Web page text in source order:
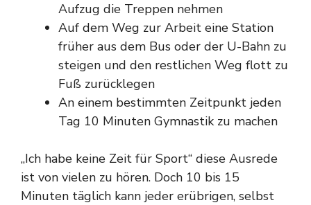
Aufzug die Treppen nehmen
Auf dem Weg zur Arbeit eine Station
früher aus dem Bus oder der U-Bahn zu
steigen und den restlichen Weg flott zu
Fuß zurücklegen
An einem bestimmten Zeitpunkt jeden
Tag 10 Minuten Gymnastik zu machen
„Ich habe keine Zeit für Sport“ diese Ausrede
ist von vielen zu hören. Doch 10 bis 15
Minuten täglich kann jeder erübrigen, selbst